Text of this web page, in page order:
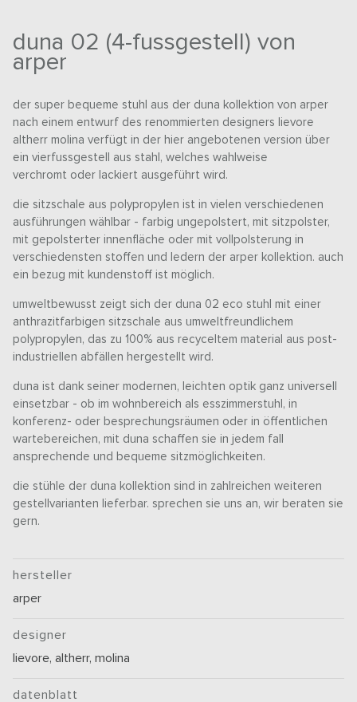
duna 02 (4-fussgestell) von
arper
der super bequeme stuhl aus der duna kollektion von arper
nach einem entwurf des renommierten designers lievore
altherr molina verfügt in der hier angebotenen version über
ein vierfussgestell aus stahl, welches wahlweise
verchromt oder lackiert ausgeführt wird.
die sitzschale aus polypropylen ist in vielen verschiedenen
ausführungen wählbar - farbig ungepolstert, mit sitzpolster,
mit gepolsterter innenfläche oder mit vollpolsterung in
verschiedensten stoffen und ledern der arper kollektion. auch
ein bezug mit kundenstoff ist möglich.
umweltbewusst zeigt sich der duna 02 eco stuhl mit einer
anthrazitfarbigen sitzschale aus umweltfreundlichem
polypropylen, das zu 100% aus recyceltem material aus post-
industriellen abfällen hergestellt wird.
duna ist dank seiner modernen, leichten optik ganz universell
einsetzbar - ob im wohnbereich als esszimmerstuhl, in
konferenz- oder besprechungsräumen oder in öffentlichen
wartebereichen, mit duna schaffen sie in jedem fall
ansprechende und bequeme sitzmöglichkeiten.
die stühle der duna kollektion sind in zahlreichen weiteren
gestellvarianten lieferbar. sprechen sie uns an, wir beraten sie
gern.
hersteller
arper
designer
lievore, altherr, molina
datenblatt